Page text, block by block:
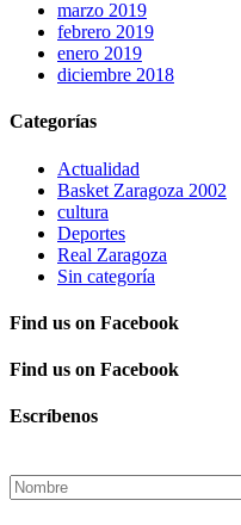
marzo 2019
febrero 2019
enero 2019
diciembre 2018
Categorías
Actualidad
Basket Zaragoza 2002
cultura
Deportes
Real Zaragoza
Sin categoría
Find us on Facebook
Find us on Facebook
Escríbenos